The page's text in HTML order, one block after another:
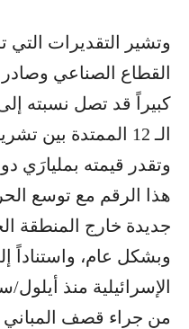
وتشير التقديرات التي
القطاع الصناعي
وتقدر قيمته بمليارَي
هذا الرقم مع توسع
جديدة خارج المنطقة
وبشكل عام، واستناداً
الإسرائيلية منذ أيلول/
من جراء قصف المباني